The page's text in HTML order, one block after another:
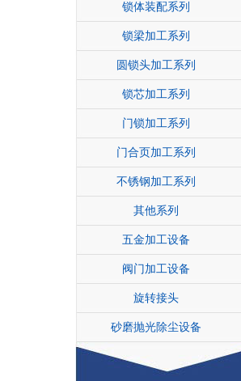
锁体装配系列
锁梁加工系列
圆锁头加工系列
锁芯加工系列
门锁加工系列
门合页加工系列
不锈钢加工系列
其他系列
五金加工设备
阀门加工设备
旋转接头
砂磨抛光除尘设备